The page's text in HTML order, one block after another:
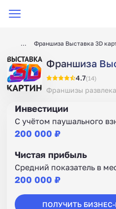
Франшиза Выставка 3D
Франшиза
4.7(14)
Франшизы
Инвестиции
С учётом паушального
200 000 ₽
Чистая прибыль
Средний показатель в
200 000 ₽
ПОЛУЧИТЬ